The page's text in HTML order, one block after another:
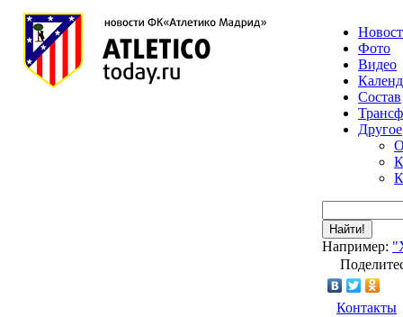
Фото
Видео
Состав
Другое
Найти!
Например:
Контакты